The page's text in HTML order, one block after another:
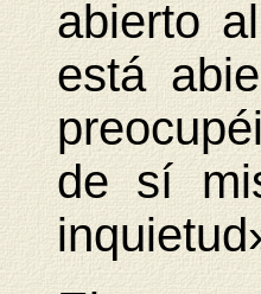
abierto
está
de sí